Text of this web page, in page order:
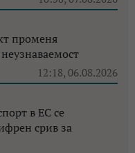
променя
12:18, 06.08.2026
в ЕС се
срив за